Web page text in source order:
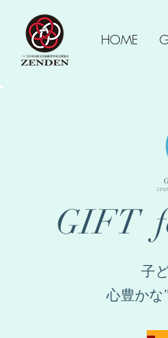
HOME
GIFT
子
心豊かな